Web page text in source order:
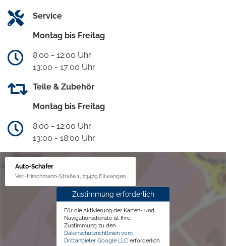
Service
Montag bis Freitag
8:00 - 12:00 Uhr
13:00 - 17:00 Uhr
Teile & Zubehör
Montag bis Freitag
8:00 - 12:00 Uhr
13:00 - 18:00 Uhr
Auto-Schäfer
Veit-Hirschmann-Straße 1, 73479 Ellwangen
Zustimmung erforderlich
Für die Aktivierung der Karten- und
Navigationsdienste ist Ihre
Zustimmung zu den
Datenschutzrichtlinien vom
Drittanbieter Google LLC erforderlich.